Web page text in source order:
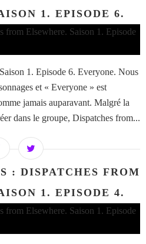
1. EPISODE 6.
1. Episode 6. Everyone. Nous
et « Everyone » est
jamais auparavant. Malgré la
dans le groupe, Dispatches from...
: DISPATCHES FROM
1. EPISODE 4.